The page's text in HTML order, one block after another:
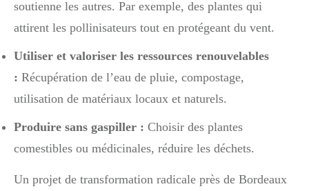
soutienne les autres. Par exemple, des plantes qui
attirent les pollinisateurs tout en protégeant du vent.
Utiliser et valoriser les ressources renouvelables
: Récupération de l’eau de pluie, compostage,
utilisation de matériaux locaux et naturels.
Produire sans gaspiller : Choisir des plantes
comestibles ou médicinales, réduire les déchets.
Un projet de transformation radicale près de Bordeaux